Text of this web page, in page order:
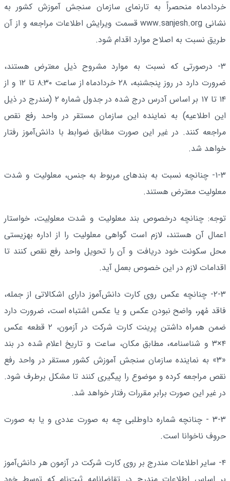
خردادماه منحصراً به تارنمای سازمان سنجش آموزش کشور به
نشانی www.sanjesh.org قسمت ویرایش اطلاعات مراجعه و از آن
طریق نسبت به اصلاح موارد اقدام شود.
۳- درصورتی که نسبت به موارد مشروح ذیل معترض هستند،
ضرورت دارد در روز پنجشنبه، ۲۸ خردادماه از ساعت ۸:۳۰ تا ۱۲ و از
۱۴ تا ۱۷ بر اساس آدرس درج شده در جدول شماره ۲ (مندرج در ذیل
این اطلاعیه) به نماینده این سازمان مستقر در واحد رفع نقص
مراجعه کنند. در غیر این صورت مطابق ضوابط با دانش‌آموز رفتار
خواهد شد.
۱-۳- چنانچه نسبت به بندهای مربوط به جنس، معلولیت و شدت
معلولیت معترض هستند.
توجه: چنانچه درخصوص بند معلولیت و شدت معلولِیت، خواستار
اعمال آن هستند، لازم است گواهی معلولیت را از اداره بهزیستی
محل سکونت خود دریافت و آن را تحویل واحد رفع نقص کنند تا
اقدامات لازم در این خصوص بعمل آید.
۲-۳- چنانچه عکس روی کارت دانش‌آموز دارای اشکالاتی از جمله،
فاقد مُهر، واضح نبودن عکس و یا عکس اشتباه است، ضرورت دارد
ضمن همراه داشتن پرینت کارت شرکت در آزمون، ۲ قطعه عکس
۴×۳ و شناسنامه، مطابق مکان، ساعت و تاریخ اعلام شده در بند
«۳» به نماینده سازمان سنجش آموزش کشور مستقر در واحد رفع
نقص مراجعه کرده و موضوع را پیگیری کنند تا مشکل برطرف شود.
در غیر این صورت برابر مقررات رفتار خواهد شد.
۳-۳ - چنانچه شماره داوطلبی چه به صورت عددی و یا به صورت
حروف ناخوانا است.
۴- سایر اطلاعات مندرج بر روی کارت شرکت در آزمون هر دانش‌آموز